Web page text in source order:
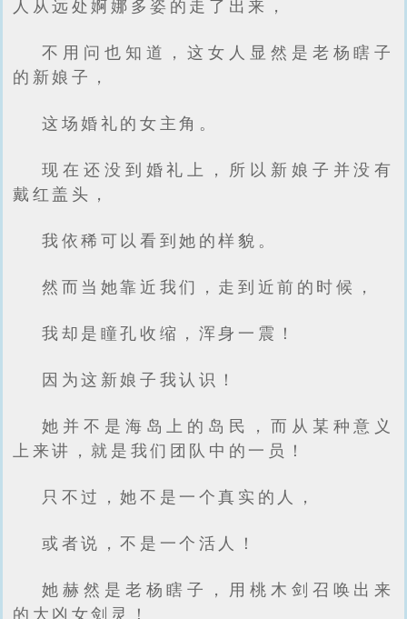
人从远处婀娜多姿的走了出来，
不用问也知道，这女人显然是老杨瞎子
的新娘子，
这场婚礼的女主角。
现在还没到婚礼上，所以新娘子并没有
戴红盖头，
我依稀可以看到她的样貌。
然而当她靠近我们，走到近前的时候，
我却是瞳孔收缩，浑身一震！
因为这新娘子我认识！
她并不是海岛上的岛民，而从某种意义
上来讲，就是我们团队中的一员！
只不过，她不是一个真实的人，
或者说，不是一个活人！
她赫然是老杨瞎子，用桃木剑召唤出来
的大凶女剑灵！